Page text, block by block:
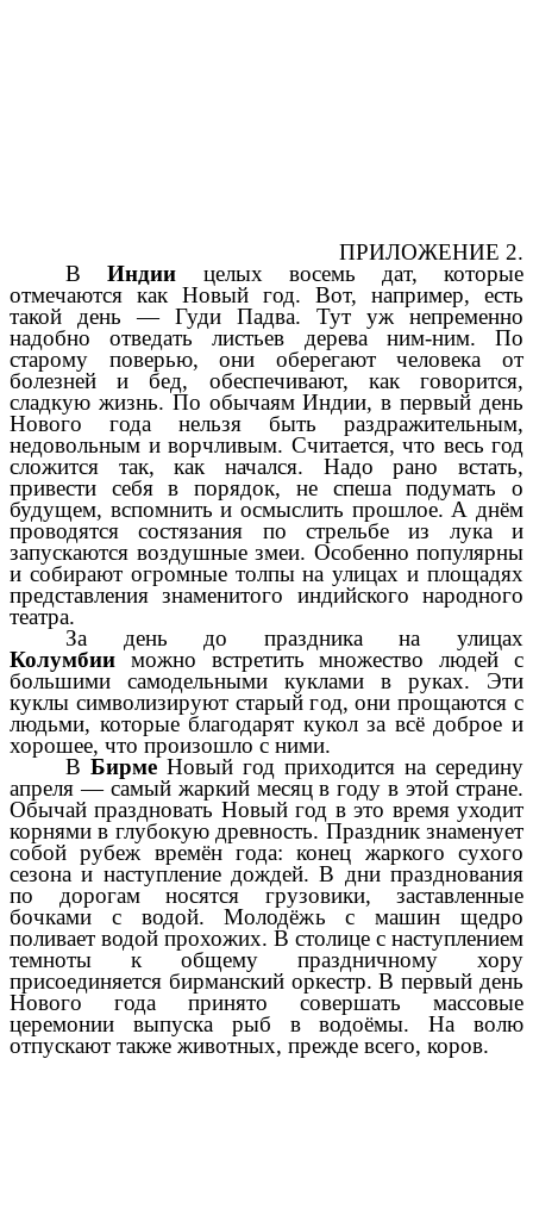
ПРИЛОЖЕНИЕ 2.
ВИндии целых восемь дат, которые
отмечаются как Новый год. Вот, например, есть
такой день — Гуди Падва. Тут уж непременно
надобно отведать листьев дерева ним-ним. По
старому поверью, они оберегают человека от
болезней и бед, обеспечивают, как говорится,
сладкую жизнь. По обычаям Индии, в первый день
Нового года нельзя быть раздражительным,
недовольным и ворчливым. Считается, что весь год
сложится так, как начался. Надо рано встать,
привести себя в порядок, не спеша подумать о
будущем, вспомнить и осмыслить прошлое. А днём
проводятся состязания по стрельбе из лука и
запускаются воздушные змеи. Особенно популярны
и собирают огромные толпы на улицах и площадях
представления знаменитого индийского народного
театра.
За день до праздника на улицах
Колумбии можно встретить множество людей с
большими самодельными куклами в руках. Эти
куклы символизируют старый год, они прощаются с
людьми, которые благодарят кукол за всё доброе и
хорошее, что произошло с ними.
ВБирме Новый год приходится на середину
апреля — самый жаркий месяц в году в этой стране.
Обычай праздновать Новый год в это время уходит
корнями в глубокую древность. Праздник знаменует
собой рубеж времён года: конец жаркого сухого
сезона и наступление дождей. В дни празднования
по дорогам носятся грузовики, заставленные
бочками с водой. Молодёжь с машин щедро
поливает водой прохожих. В столице с наступлением
темноты к общему праздничному хору
присоединяется бирманский оркестр. В первый день
Нового года принято совершать массовые
церемонии выпуска рыб в водоёмы. На волю
отпускают также животных, прежде всего, коров.